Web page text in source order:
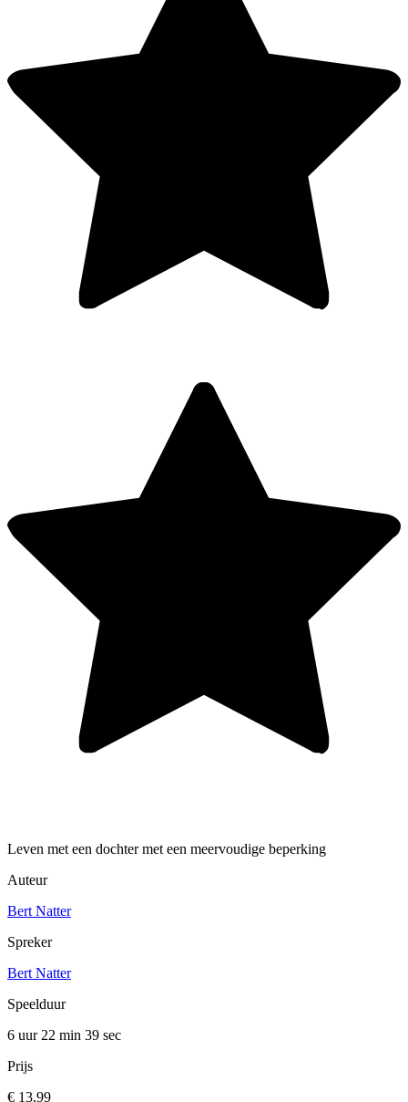
Leven met een dochter met een meervoudige beperking
Auteur
Bert Natter
Spreker
Bert Natter
Speelduur
6 uur 22 min 39 sec
Prijs
€ 13,99